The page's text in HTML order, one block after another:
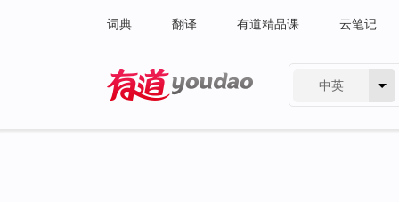
词典 翻译 有道精品课 云笔记
中英